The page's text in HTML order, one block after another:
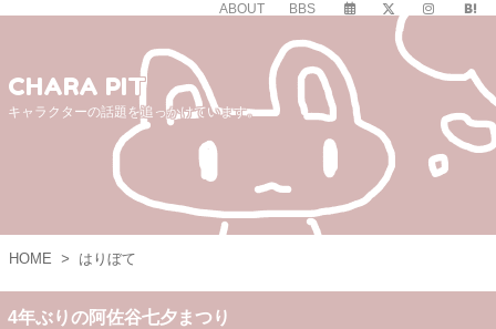
ABOUT BBS
CHARA PIT
キャラクターの話題を追っかけています。
HOME > はりぼて
4年ぶりの阿佐谷七夕まつり